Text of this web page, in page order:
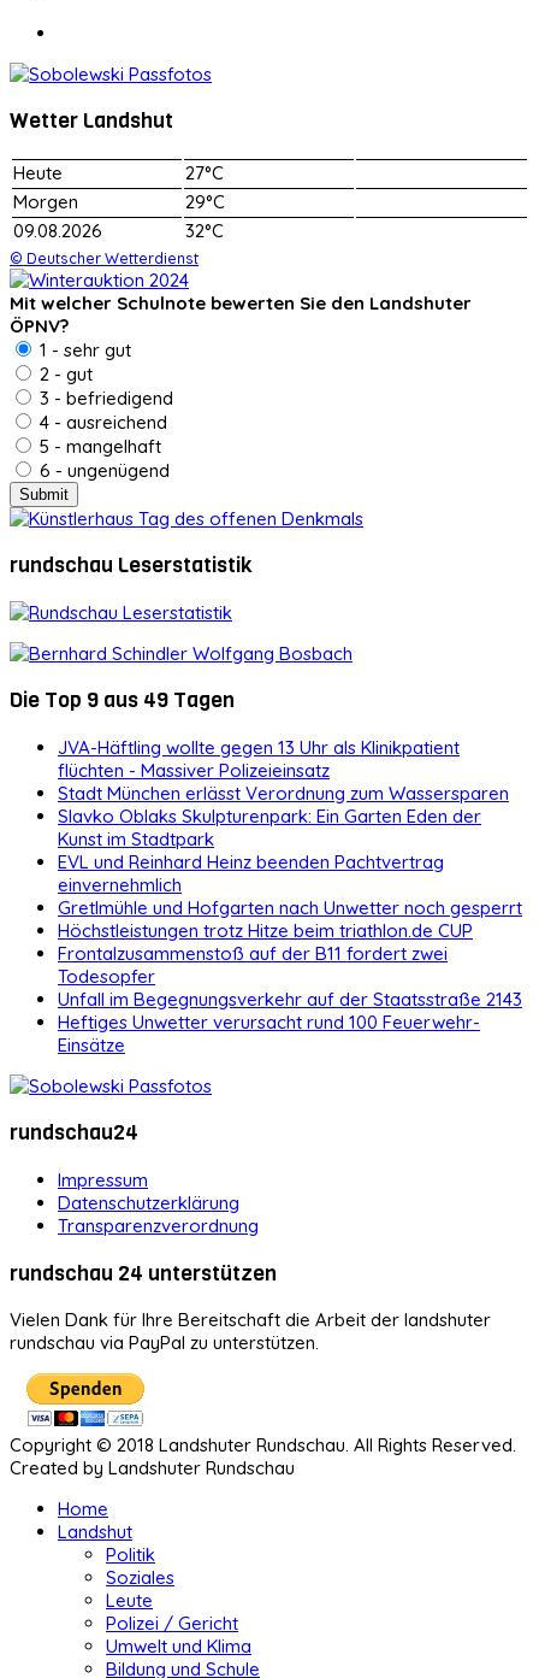
Wetter Landshut
Heute
27°C
Morgen
29°C
09.08.2026
32°C
© Deutscher Wetterdienst
Mit welcher Schulnote bewerten Sie den Landshuter
ÖPNV?
1 - sehr gut
2 - gut
3 - befriedigend
4 - ausreichend
5 - mangelhaft
6 - ungenügend
rundschau Leserstatistik
Die Top 9 aus 49 Tagen
JVA-Häftling wollte gegen 13 Uhr als Klinikpatient
flüchten - Massiver Polizeieinsatz
Stadt München erlässt Verordnung zum Wassersparen
Slavko Oblaks Skulpturenpark: Ein Garten Eden der
Kunst im Stadtpark
EVL und Reinhard Heinz beenden Pachtvertrag
einvernehmlich
Gretlmühle und Hofgarten nach Unwetter noch gesperrt
Höchstleistungen trotz Hitze beim triathlon.de CUP
Frontalzusammenstoß auf der B11 fordert zwei
Todesopfer
Unfall im Begegnungsverkehr auf der Staatsstraße 2143
Heftiges Unwetter verursacht rund 100 Feuerwehr-
Einsätze
rundschau24
Impressum
Datenschutzerklärung
Transparenzverordnung
rundschau 24 unterstützen
Vielen Dank für Ihre Bereitschaft die Arbeit der landshuter
rundschau via PayPal zu unterstützen.
Copyright © 2018 Landshuter Rundschau. All Rights Reserved.
Created by Landshuter Rundschau
Home
Landshut
Politik
Soziales
Leute
Polizei / Gericht
Umwelt und Klima
Bildung und Schule